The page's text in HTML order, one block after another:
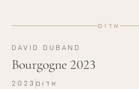
אדום
DAVID DUBAND
Bourgogne 2023
2023 אדום